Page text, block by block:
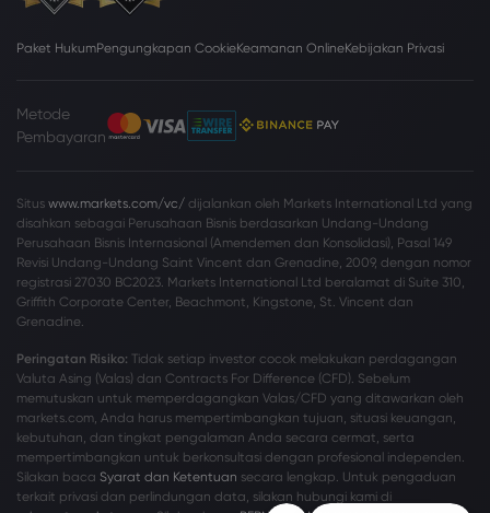
Paket HukumPengungkapan CookieKeamanan OnlineKebijakan Privasi
Metode
Pembayaran
Situs www.markets.com/vc/ dijalankan oleh Markets International Ltd yang
disahkan sebagai Perusahaan Bisnis berdasarkan Undang-Undang
Perusahaan Bisnis Internasional (Amendemen dan Konsolidasi), Pasal 149
Revisi Undang-Undang Saint Vincent dan Grenadine, 2009, dengan nomor
registrasi 27030 BC2023. Markets International Ltd beralamat di Suite 310,
Griffith Corporate Center, Beachmont, Kingstone, St. Vincent dan
Grenadine.
Peringatan Risiko: Tidak setiap investor cocok melakukan perdagangan
Valuta Asing (Valas) dan Contracts For Difference (CFD). Sebelum
memutuskan untuk memperdagangkan Valas/CFD yang ditawarkan oleh
markets.com, Anda harus mempertimbangkan tujuan, situasi keuangan,
kebutuhan, dan tingkat pengalaman Anda secara cermat, serta
mempertimbangkan untuk berkonsultasi dengan profesional independen.
Silakan baca Syarat dan Ketentuan secara lengkap. Untuk pengaduan
terkait privasi dan perlindungan data, silakan hubungi kami di